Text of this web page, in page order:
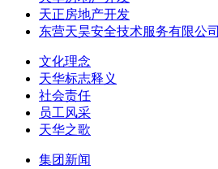
天正房地产开发
东营天昊安全技术服务有限公司
文化理念
天华标志释义
社会责任
员工风采
天华之歌
集团新闻